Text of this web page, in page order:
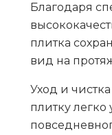
Благодаря
плитка
вид на
Уход и
плитку легко